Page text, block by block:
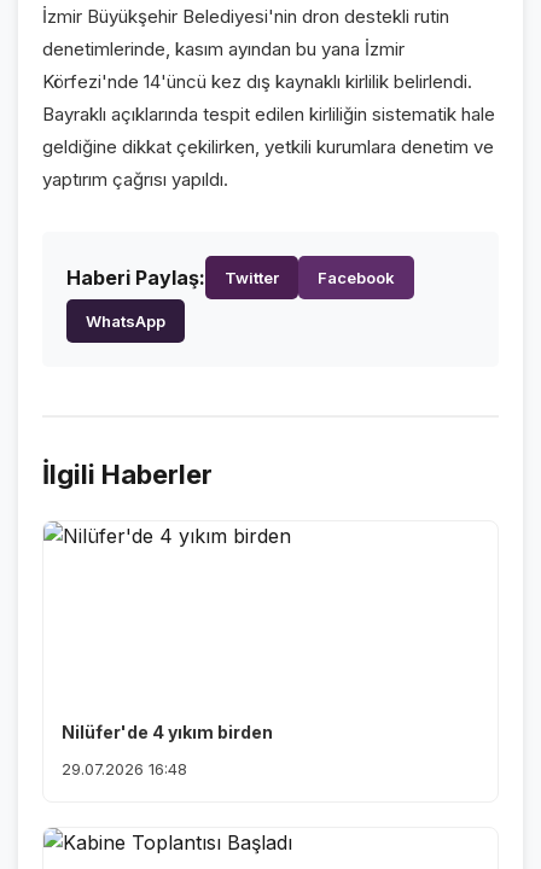
KURUMSAL
HAKKIMIZDA
İzmir Büyükşehir Belediyesi'nin dron destekli rutin
denetimlerinde, kasım ayından bu yana İzmir
Körfezi'nde 14'üncü kez dış kaynaklı kirlilik belirlendi.
Bayraklı açıklarında tespit edilen kirliliğin sistematik hale
geldiğine dikkat çekilirken, yetkili kurumlara denetim ve
yaptırım çağrısı yapıldı.
Haberi Paylaş: Twitter Facebook
WhatsApp
İlgili Haberler
Nilüfer'de 4 yıkım birden
29.07.2026 16:48